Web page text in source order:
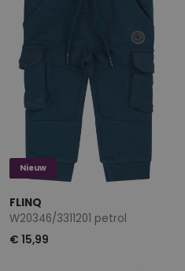
Nieuw
FLINQ
W20346/3311201 petrol
€ 15,99